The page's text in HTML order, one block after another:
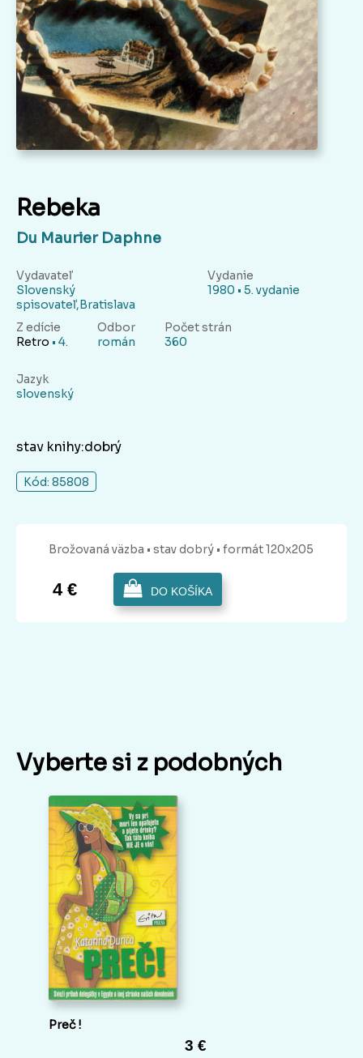
Rebeka
Du Maurier Daphne
Vydavateľ
Slovenský
spisovateľ,Bratislava
Vydanie
1980 • 5. vydanie
Z edície
Retro • 4.
Odbor
román
Počet strán
360
Jazyk
slovenský
stav knihy:dobrý
Kód: 85808
Brožovaná väzba • stav dobrý • formát 120x205
4 € DO KOŠÍKA
Vyberte si z podobných
Preč !
3 €